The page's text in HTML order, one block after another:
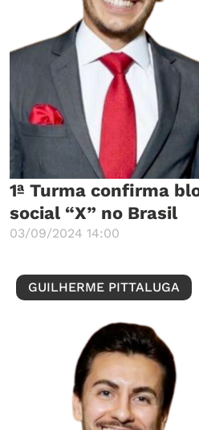
1ª Turma confirma
social “X” no Brasil
03/09/2024 14:00
GUILHERME PITTALUGA